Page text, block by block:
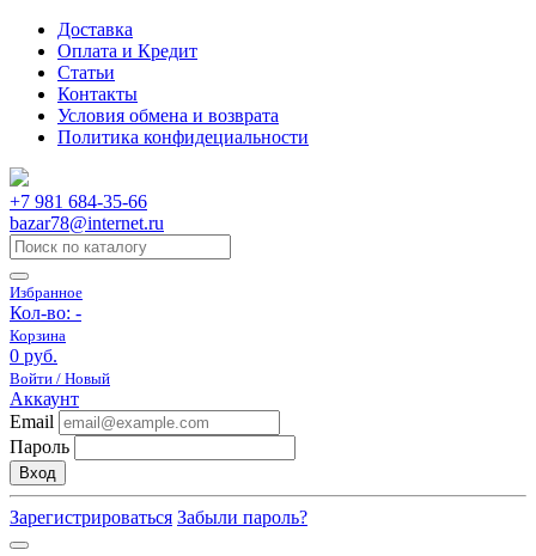
Доставка
Оплата и Кредит
Статьи
Контакты
Условия обмена и возврата
Политика конфидециальности
+7 981 684-35-66
bazar78@internet.ru
Избранное
Кол-во: -
Корзина
0 руб.
Войти / Новый
Аккаунт
Email
Пароль
Вход
Зарегистрироваться Забыли пароль?